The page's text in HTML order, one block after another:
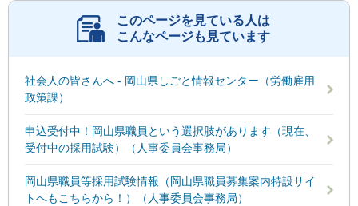
このページを見ている人は
こんなページも見ています
社会人の皆さんへ - 岡山県しごと情報センター（労働雇用
政策課）
申込受付中！岡山県職員という選択肢があります（現在、
受付中の採用試験）（人事委員会事務局）
岡山県職員等採用試験情報（岡山県職員募集案内特設サイ
トへもこちらから！）（人事委員会事務局）